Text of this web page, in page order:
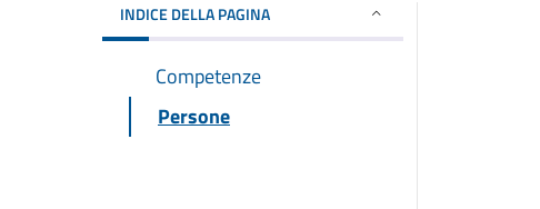
INDICE DELLA PAGINA
Competenze
Persone